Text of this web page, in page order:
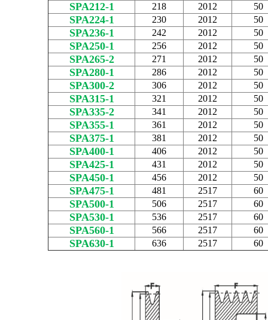
SPA212-1 218 2012 50
SPA224-1 230 2012 50
SPA236-1 242 2012 50
SPA250-1 256 2012 50
SPA265-2 271 2012 50
SPA280-1 286 2012 50
SPA300-2 306 2012 50
SPA315-1 321 2012 50
SPA335-2 341 2012 50
SPA355-1 361 2012 50
SPA375-1 381 2012 50
SPA400-1 406 2012 50
SPA425-1 431 2012 50
SPA450-1 456 2012 50
SPA475-1 481 2517 60
SPA500-1 506 2517 60
SPA530-1 536 2517 60
SPA560-1 566 2517 60
SPA630-1 636 2517 60